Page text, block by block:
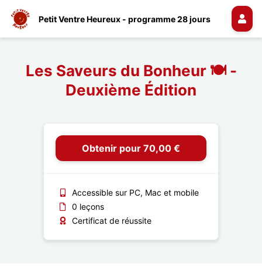
Petit Ventre Heureux - programme 28 jours
Les Saveurs du Bonheur 🍽️ -
Deuxième Édition
Obtenir pour 70,00 €
Accessible sur PC, Mac et mobile
0 leçons
Certificat de réussite